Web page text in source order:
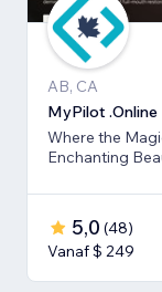
AB, CA
MyPilot .Online
Where the
Enchanting
5,0 (48)
Vanaf $ 249